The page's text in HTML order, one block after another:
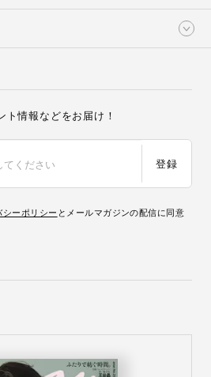
情報などをお届け！
登録
シーポリシー とメールマガジンの配信に同意